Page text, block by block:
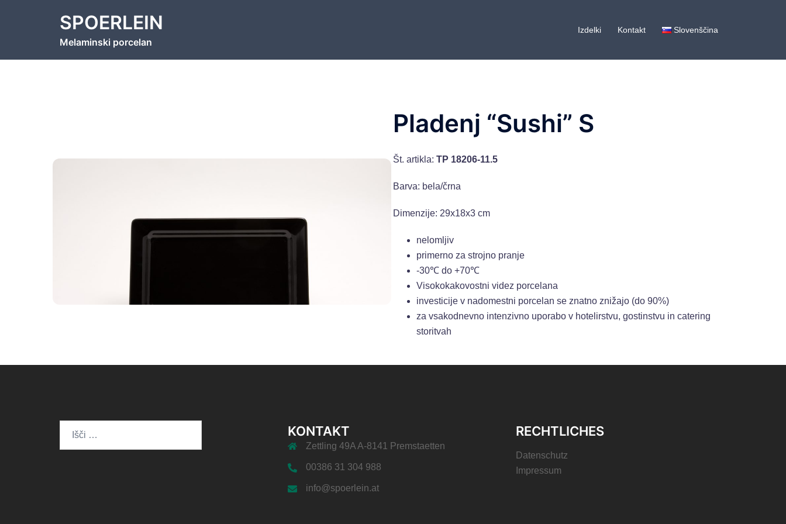
SPOERLEIN
Melaminski porcelan
Izdelki Kontakt Slovenščina
Pladenj “Sushi” S
Št. artikla: TP 18206-11.5
Barva: bela/črna
Dimenzije: 29x18x3 cm
nelomljiv
primerno za strojno pranje
-30℃ do +70℃
Visokokakovostni videz porcelana
investicije v nadomestni porcelan se znatno znižajo (do 90%)
za vsakodnevno intenzivno uporabo v hotelirstvu, gostinstvu in catering
storitvah
KONTAKT
Zettling 49A A-8141 Premstaetten
00386 31 304 988
info@spoerlein.at
RECHTLICHES
Datenschutz
Impressum